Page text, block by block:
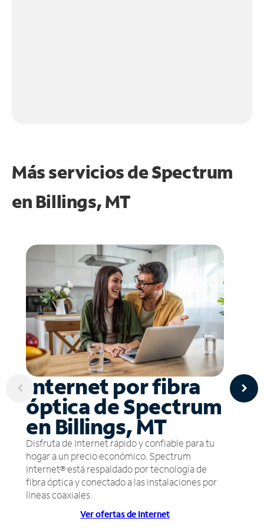
Más servicios de Spectrum
en Billings, MT
Internet por fibra
óptica de Spectrum
en Billings, MT
Disfruta de Internet rápido y confiable para tu
hogar a un precio económico. Spectrum
Internet® está respaldado por tecnología de
fibra óptica y conectado a las instalaciones por
líneas coaxiales.
Ver ofertas de Internet